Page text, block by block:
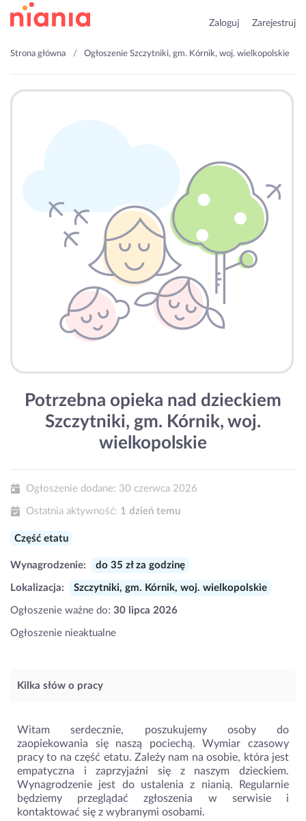
Zaloguj Zarejestruj
Strona główna Ogłoszenie Szczytniki, gm. Kórnik, woj. wielkopolskie
Potrzebna opieka nad dzieckiem
Szczytniki, gm. Kórnik, woj.
wielkopolskie
Ogłoszenie dodane: 30 czerwca 2026
Ostatnia aktywność: 1 dzień temu
Część etatu
Wynagrodzenie: do 35 zł za godzinę
Lokalizacja: Szczytniki, gm. Kórnik, woj. wielkopolskie
Ogłoszenie ważne do: 30 lipca 2026
Ogłoszenie nieaktualne
Kilka słów o pracy
Witam serdecznie, poszukujemy osoby do
zaopiekowania się naszą pociechą. Wymiar czasowy
pracy to na część etatu. Zależy nam na osobie, która jest
empatyczna i zaprzyjaźni się z naszym dzieckiem.
Wynagrodzenie jest do ustalenia z nianią. Regularnie
będziemy przeglądać zgłoszenia w serwisie i
kontaktować się z wybranymi osobami.